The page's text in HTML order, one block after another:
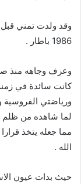
1986 باطار .
وعرف وجاهه منذ
كانت سائدة في
ورياضتي الفروسية
لما شاهده من ظلم
مما جعله يتخذ
الله .
حيث بدات عيون